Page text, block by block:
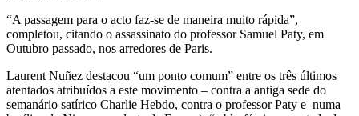
“A passagem para o acto faz-se de maneira muito rápida”,
completou, citando o assassinato do professor Samuel Paty, em
Outubro passado, nos arredores de Paris.
Laurent Nuñez destacou “um ponto comum” entre os três últimos
atentados atribuídos a este movimento – contra a antiga sede do
semanário satírico Charlie Hebdo, contra o professor Paty e numa